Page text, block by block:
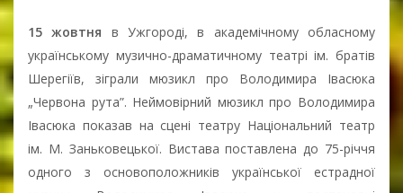
15 жовтня в Ужгороді, в академічному обласному
українському музично-драматичному театрі ім. братів
Шерегіїв, зіграли мюзикл про Володимира Івасюка
„Червона рута”. Неймовірний мюзикл про Володимира
Івасюка показав на сцені театру Національний театр
ім. М. Заньковецької. Вистава поставлена до 75-річчя
одного з основоположників української естрадної